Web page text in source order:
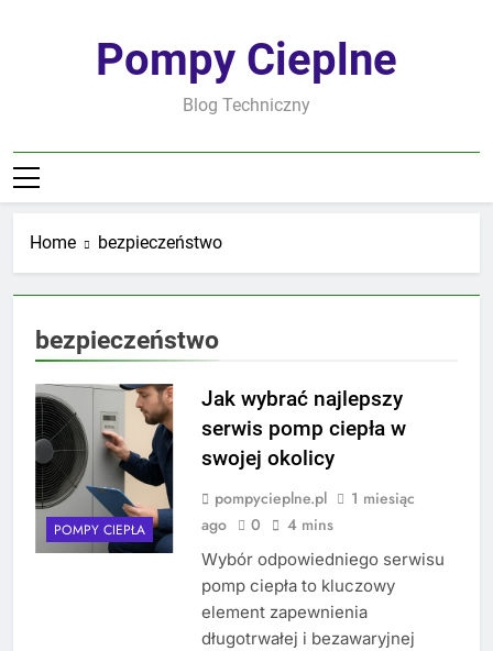
Pompy Cieplne
Blog Techniczny
Home bezpieczeństwo
bezpieczeństwo
POMPY CIEPŁA
Jak wybrać najlepszy
serwis pomp ciepła w
swojej okolicy
pompycieplne.pl
1 miesiąc
ago
0 4 mins
Wybór odpowiedniego serwisu
pomp ciepła to kluczowy
element zapewnienia
długotrwałej i bezawaryjnej